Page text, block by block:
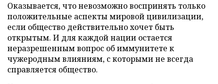
Оказывается, что невозможно воспринять только
положительные аспекты мировой цивилизации,
если общество действительно хочет быть
открытым. И для каждой нации остается
неразрешенным вопрос об иммунитете к
чужеродным влияниям, с которыми не всегда
справляется общество.